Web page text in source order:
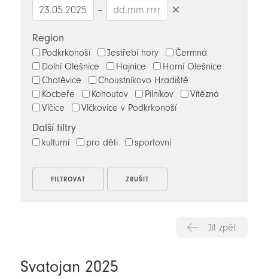
–
Region
Podkrkonoší Jestřebí hory
Čermná
Dolní Olešnice
Hajnice
Horní Olešnice
Chotěvice
Choustníkovo Hradiště
Kocbeře
Kohoutov Pilníkov
Vítězná
Vlčice
Vlčkovice v Podkrkonoší
Další filtry
kulturní pro děti sportovní
Jít zpět
Svatojan 2025